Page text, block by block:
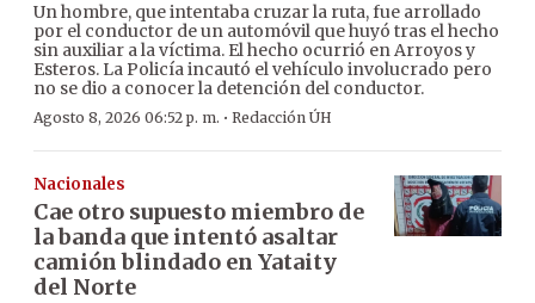
Un hombre, que intentaba cruzar la ruta, fue arrollado
por el conductor de un automóvil que huyó tras el hecho
sin auxiliar a la víctima. El hecho ocurrió en Arroyos y
Esteros. La Policía incautó el vehículo involucrado pero
no se dio a conocer la detención del conductor.
Agosto 8, 2026 06:52 p. m. · Redacción ÚH
Nacionales
Cae otro supuesto miembro de
la banda que intentó asaltar
camión blindado en Yataity
del Norte